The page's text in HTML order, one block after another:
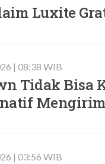
Luxite
| 08:38 WIB
Tidak Bisa
| 03:56 WIB